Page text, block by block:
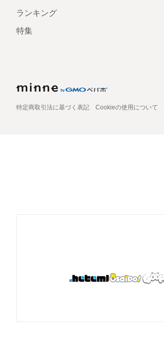
ランキング
特集
特定商取引法に基づく表記 Cookieの使用について